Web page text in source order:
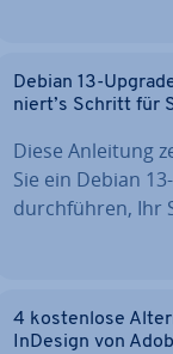
Debian 13-
niert’s Schritt für
Diese Anleitung
Sie ein Debian
durch­füh­ren, Ihr
4 kos­ten­lo­se
InDesign von